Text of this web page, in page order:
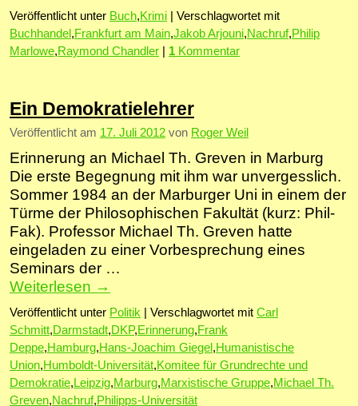
Veröffentlicht unter Buch,Krimi
Verschlagwortet mit
Buchhandel ,Frankfurt am Main,Jakob Arjouni,Nachruf,Philip
Marlowe,Raymond Chandler 1 Kommentar
Ein Demokratielehrer
Veröffentlicht am 17. Juli 2012 von Roger Weil
Erinnerung an Michael Th. Greven in Marburg
Die erste Begegnung mit ihm war unvergesslich.
Sommer 1984 an der Marburger Uni in einem der
Türme der Philosophischen Fakultät (kurz: Phil-
Fak). Professor Michael Th. Greven hatte
eingeladen zu einer Vorbesprechung eines
Seminars der …
Weiterlesen →
Veröffentlicht unter Politik Verschlagwortet mit Carl
Schmitt,Darmstadt,DKP,Erinnerung,Frank
Deppe,Hamburg,Hans-Joachim Giegel ,Humanistische
Union,Humboldt-Universität,Komitee für Grundrechte und
Demokratie, Leipzig,Marburg,Marxistische Gruppe,Michael Th.
Greven,Nachruf,Philipps-Universität